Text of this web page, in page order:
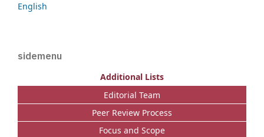
English
sidemenu
Additional Lists
Editorial Team
Peer Review Process
Focus and Scope